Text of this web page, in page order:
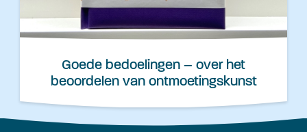
Goede bedoelingen – over het
beoordelen van ontmoetingskunst